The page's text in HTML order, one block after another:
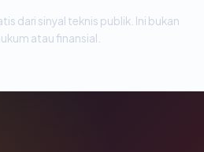
dari sinyal teknis publik. Ini bukan
atau finansial.